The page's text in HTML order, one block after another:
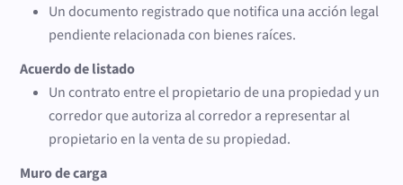
Un documento registrado que notifica una acción legal
pendiente relacionada con bienes raíces.
Acuerdo de listado
Un contrato entre el propietario de una propiedad y un
corredor que autoriza al corredor a representar al
propietario en la venta de su propiedad.
Muro de carga